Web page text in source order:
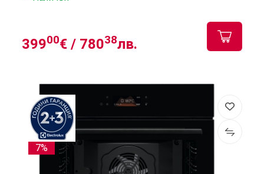
39900€ / 78038лв.
7%